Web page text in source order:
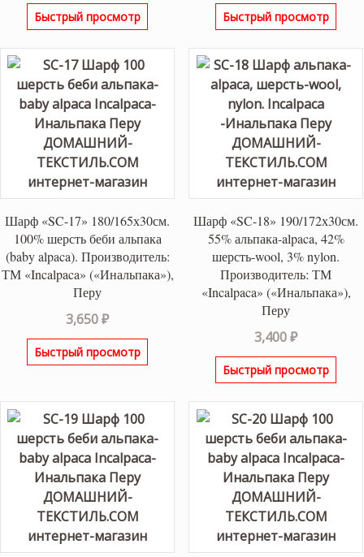
Быстрый просмотр Быстрый просмотр
Шарф «SC-17» 180/165х30см.
100% шерсть беби альпака
(baby alpaca). Производитель:
ТМ «Incalpaca» («Инальпака»),
Перу
3,650₽
Быстрый просмотр
Шарф «SC-18» 190/172х30см.
55% альпака-alpaca, 42%
шерсть-wool, 3% nylon.
Производитель: ТМ
«Incalpaca» («Инальпака»),
Перу
3,400₽
Быстрый просмотр